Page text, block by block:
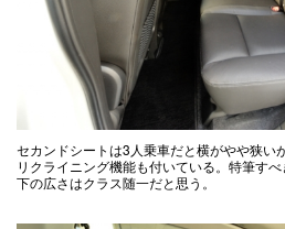
セカンドシートは3人乗車だと横がやや狭い
リクライニング機能も付いている。特筆す
下の広さはクラス随一だと思う。